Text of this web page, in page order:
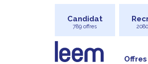
Candidat
789 offres